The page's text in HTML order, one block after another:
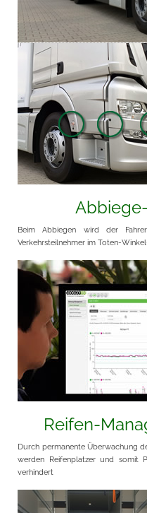
Beim Abbiegen wird der
Verkehrsteilnehmer im Toten-
Reifen-
Durch permanente Überwachung
werden Reifenplatzer und somit
verhindert